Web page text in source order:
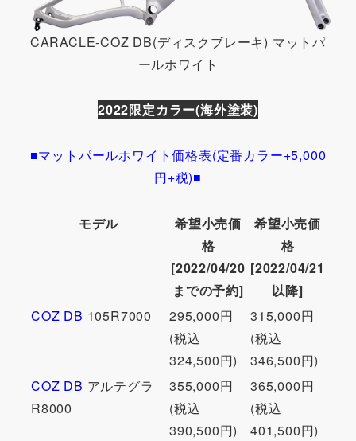
CARACLE-COZ DB(ディスクブレーキ) マットパ
ールホワイト
2022限定カラー(海外塗装)
■マットパールホワイト価格表(定番カラー+5,000
円+税)■
モデル
希望小売価
格
[2022/04/20
までの予約]
希望小売価
格
[2022/04/21
以降]
COZ DB 105R7000
295,000円
(税込
324,500円)
315,000円
(税込
346,500円)
COZ DB アルテグラ
R8000
355,000円
(税込
390,500円)
365,000円
(税込
401,500円)